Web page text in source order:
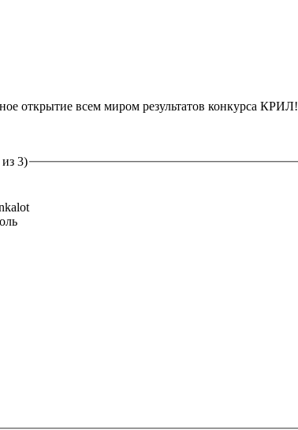
открытие всем миром результатов конкурса КРИЛ!
3)